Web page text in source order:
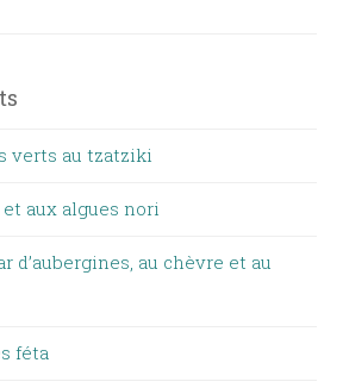
verts au tzatziki
aux algues nori
d’aubergines, au chèvre et au
féta